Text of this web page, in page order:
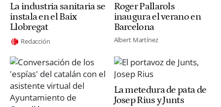
La industria sanitaria se
instala en el Baix
Llobregat
Redacción
Roger Pallarols
inaugura el verano en
Barcelona
Albert Martínez
La metedura de pata de
Josep Rius y Junts